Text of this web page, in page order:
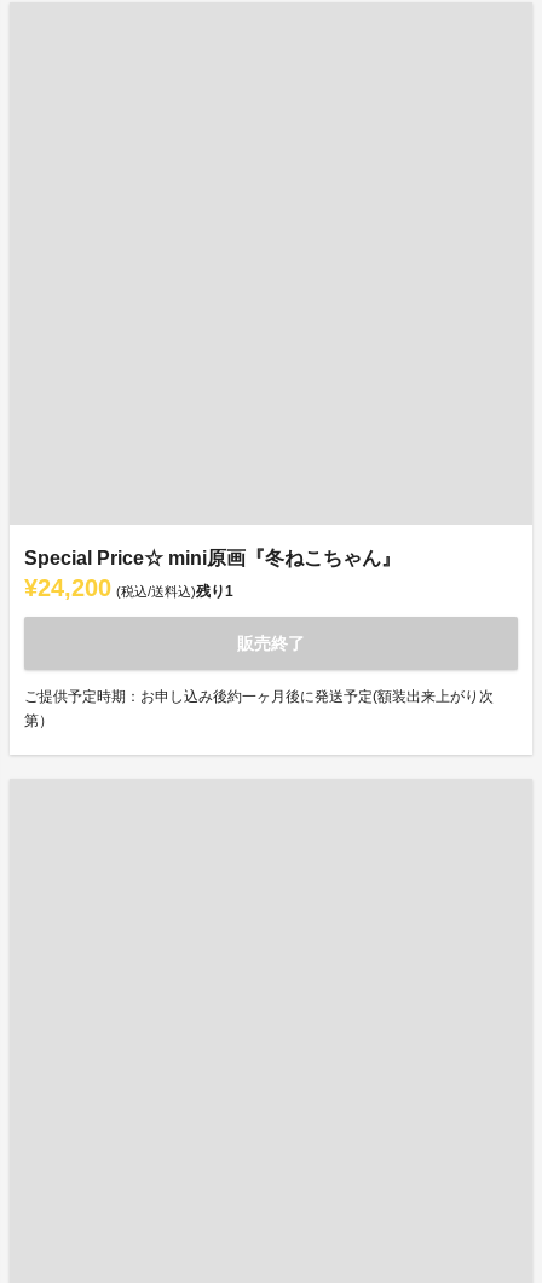
Special Price☆ mini原画『冬ねこちゃん』
¥24,200 (税込/送料込)残り1
販売終了
ご提供予定時期：お申し込み後約一ヶ月後に発送予定(額装出来上がり次
第）